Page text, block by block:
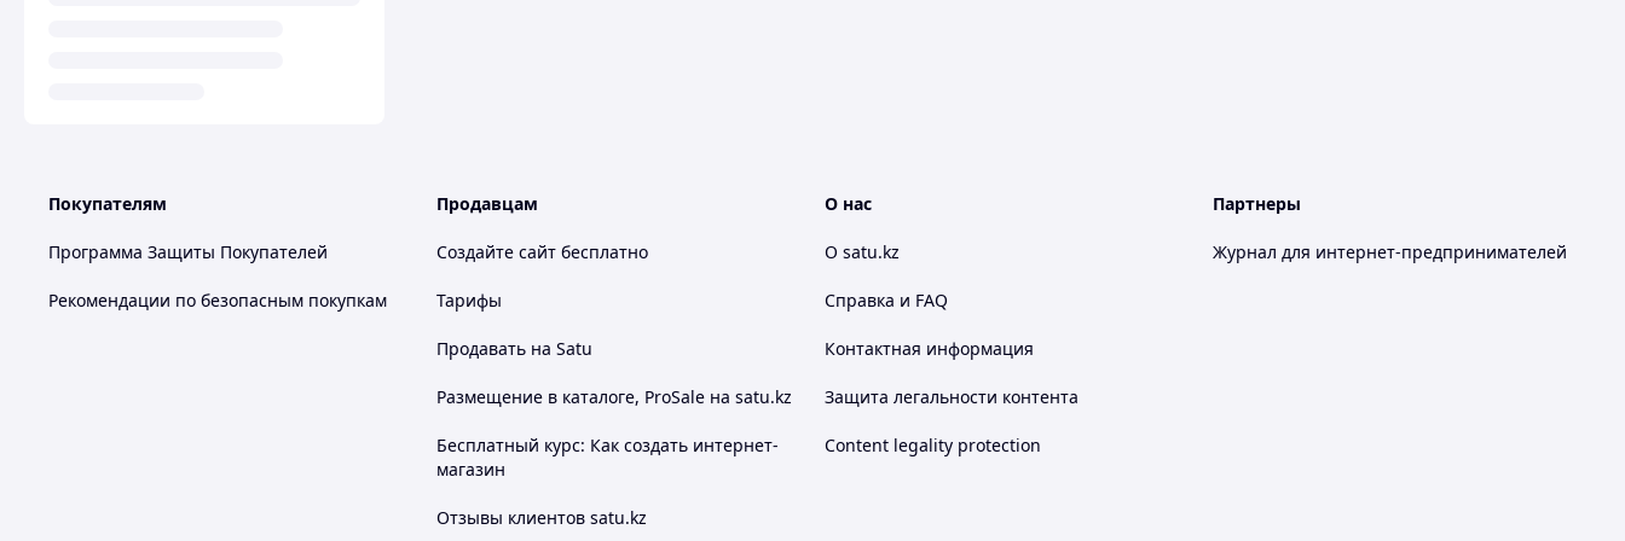
Покупателям
Программа Защиты Покупателей
Рекомендации по безопасным покупкам
Продавцам
Создайте сайт бесплатно
Тарифы
Продавать на Satu
Размещение в каталоге, ProSale на satu.kz
Бесплатный курс: Как создать интернет-
магазин
Отзывы клиентов satu.kz
О нас
О satu.kz
Справка и FAQ
Контактная информация
Защита легальности контента
Content legality protection
Партнеры
Журнал для интернет-предпринимателей